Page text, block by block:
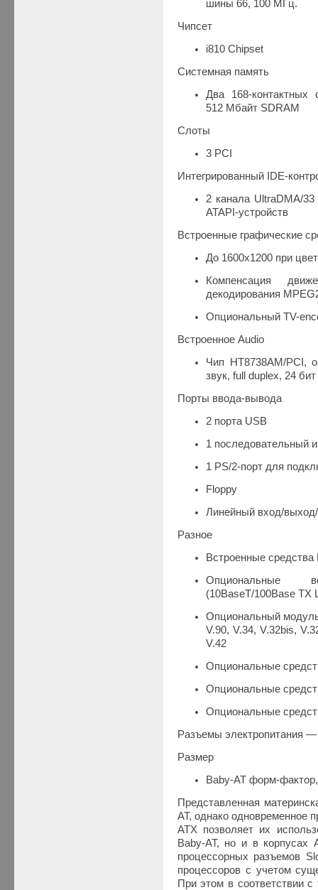
шины 66, 100 МГц.
Чипсет
i810 Chipset
Системная память
Два 168-
512 Мбайт SDRAM
Слоты
3 PCI
Интегрированный IDE-
2 канала UltraDMA/
ATAPI-устройств
Встроенные графические
До 1600х1200 при
Компенсация
декодирования
Опциональный TV-
Встроенное Audio
Чип HT8738AM/PCI,
звук, full duplex, 24
Порты ввода-вывода
2 порта USB
1 последовательный
1 PS/2-порт для
Floppy
Линейный вход/
Разное
Встроенные средства
Опциональные
(10BaseT/100Base TX
Опциональный
V.90, V.34, V.32bis,
V.42
Опциональные
Опциональные
Опциональные
Разъемы электропитания —
Размер
Baby-AT форм-
Представленная
AT, однако одновременное
ATX позволяет их
Baby-AT, но и в корпусах
процессорных разъемов
процессоров с учетом
При этом в соответствии